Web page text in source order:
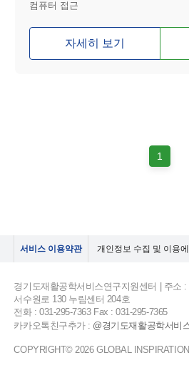
컴퓨터 접근
자세히 보기
1
서비스 이용약관 개인정보 수집 및 이용
경기도재활공학서비스연구지원센터 | 주소
서수원로 130 누림센터 204호
전화 : 031-295-7363 Fax : 031-295-7365
카카오톡친구추가 : @경기도재활공학서비
COPYRIGHT© 2026 GLOBAL